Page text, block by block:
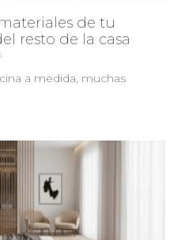
de tu
resto de la casa
a medida, muchas